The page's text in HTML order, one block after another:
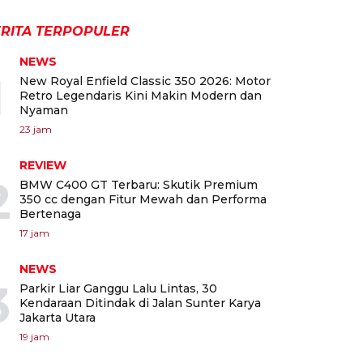
TERPOPULER
NEWS
New Royal Enfield Classic 350 2026: Motor
Retro Legendaris Kini Makin Modern dan
Nyaman
23 jam
REVIEW
BMW C400 GT Terbaru: Skutik Premium
350 cc dengan Fitur Mewah dan Performa
Bertenaga
17 jam
NEWS
Parkir Liar Ganggu Lalu Lintas, 30
Kendaraan Ditindak di Jalan Sunter Karya
Jakarta Utara
19 jam